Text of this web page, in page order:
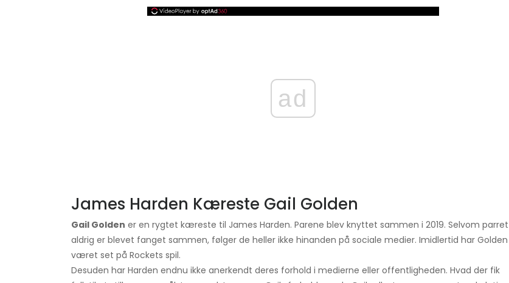
ad
James Harden Kæreste Gail Golden
Gail Golden er en rygtet kæreste til James Harden. Parene blev knyttet sammen i 2019. Selvom parret
aldrig er blevet fanget sammen, følger de heller ikke hinanden på sociale medier. Imidlertid har Golden
været set på Rockets spil.
Desuden har Harden endnu ikke anerkendt deres forhold i medierne eller offentligheden. Hvad der fik